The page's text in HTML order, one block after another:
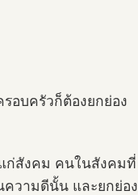
อบครัวก็ต้องยกย่อง
ก่สังคม คนในสังคมที่
วามดีนั้น และยกย่อง